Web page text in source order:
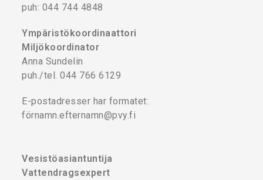
puh: 044 744 4848
Ympäristökoordinaattori
Miljökoordinator
Anna Sundelin
puh./tel. 044 766 6129
E-postadresser har formatet:
förnamn.efternamn@pvy.fi
Vesistöasiantuntija
Vattendragsexpert